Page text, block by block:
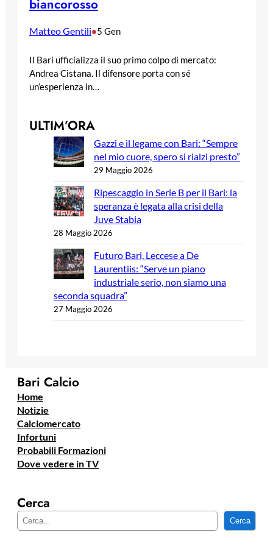
biancorosso
Matteo Gentili•5 Gen
Il Bari ufficializza il suo primo colpo di mercato:
Andrea Cistana. Il difensore porta con sé
un’esperienza in…
ULTIM’ORA
Gazzi e il legame con Bari: “Sempre
nel mio cuore, spero si rialzi presto”
29 Maggio 2026
Ripescaggio in Serie B per il Bari: la
speranza è legata alla crisi della
Juve Stabia
28 Maggio 2026
Futuro Bari, Leccese a De
Laurentiis: “Serve un piano
industriale serio, non siamo una
seconda squadra”
27 Maggio 2026
Bari Calcio
Home
Notizie
Calciomercato
Infortuni
Probabili Formazioni
Dove vedere in TV
Cerca
e
Cerca